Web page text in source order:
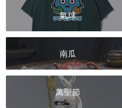
氣球
南瓜
萬聖節